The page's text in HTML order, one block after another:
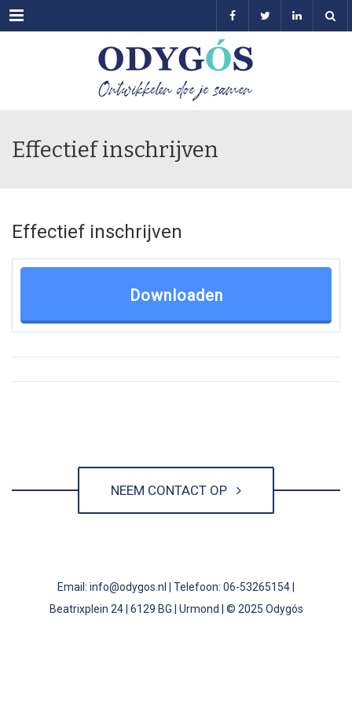
Menu
Effectief inschrijven
Effectief inschrijven
Downloaden
NEEM CONTACT OP
Email: info@odygos.nl | Telefoon: 06-53265154 |
Beatrixplein 24 | 6129 BG | Urmond | © 2025 Odygós